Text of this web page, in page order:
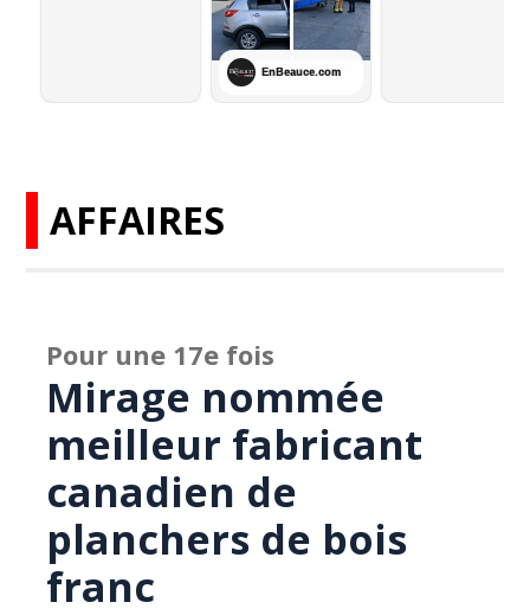
AFFAIRES
Pour une 17e fois
Mirage nommée
meilleur fabricant
canadien de
planchers de bois
franc